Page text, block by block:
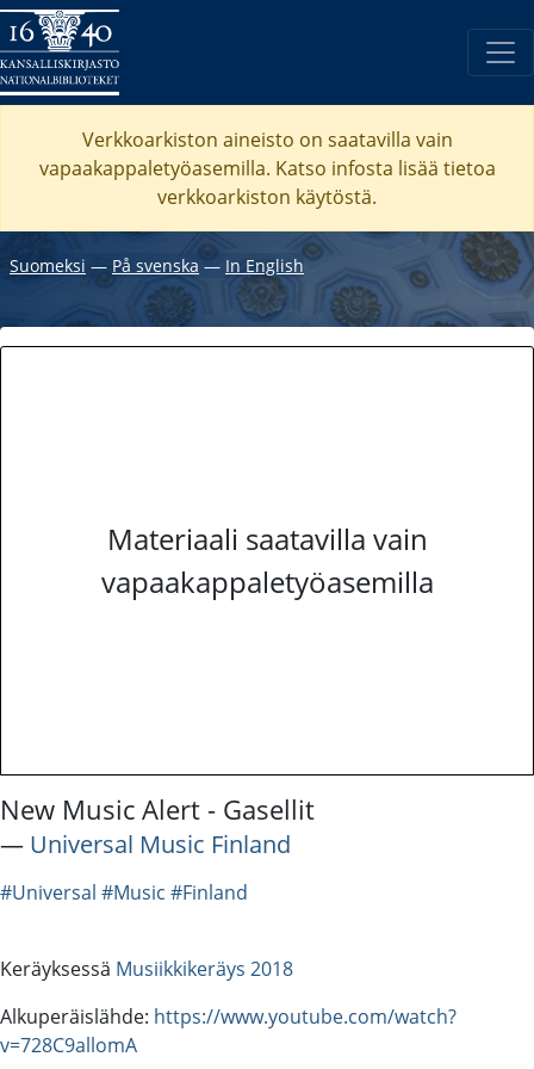
Verkkoarkiston aineisto on saatavilla vain
vapaakappaletyöasemilla. Katso infosta lisää tietoa
verkkoarkiston käytöstä.
Suomeksi ― På svenska― In English
Materiaali saatavilla vain
vapaakappaletyöasemilla
New Music Alert - Gasellit
― Universal Music Finland
#Universal #Music #Finland
Keräyksessä Musiikkikeräys 2018
Alkuperäislähde: https://www.youtube.com/watch?
v=728C9allomA